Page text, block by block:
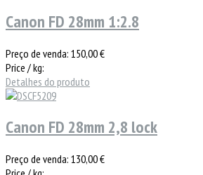
Canon FD 28mm 1:2.8
Preço de venda: 150,00 €
Price / kg:
Detalhes do produto
Canon FD 28mm 2,8 lock
Preço de venda: 130,00 €